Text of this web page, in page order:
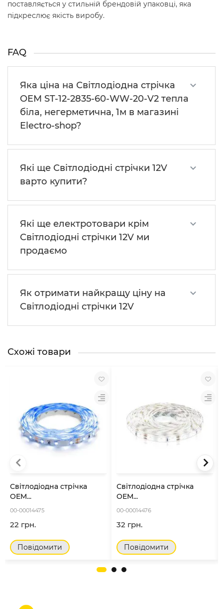
поставляється у стильній брендовій упаковці, яка
підкреслює якість виробу.
FAQ
Яка ціна на Світлодіодна стрічка
OEM ST-12-2835-60-WW-20-V2 тепла
біла, негерметична, 1м в магазині
Electro-shop?
Які ще Світлодіодні стрічки 12V
варто купити?
Які ще електротовари крім
Світлодіодні стрічки 12V ми
продаємо
Як отримати найкращу ціну на
Світлодіодні стрічки 12V
Схожі товари
Світлодіодна стрічка
OEM...
00-00014475
22 грн.
Повідомити
Світлодіодна стрічка
OEM...
00-00014476
32 грн.
Повідомити